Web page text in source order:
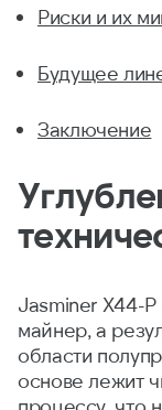
Риски и их
Будущее
Заключение
Jasminer X44-
майнер, а
области
основе лежит